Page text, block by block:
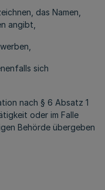
das Namen,
angibt,
sich
nach § 6 Absatz 1
oder im Falle
Behörde übergeben